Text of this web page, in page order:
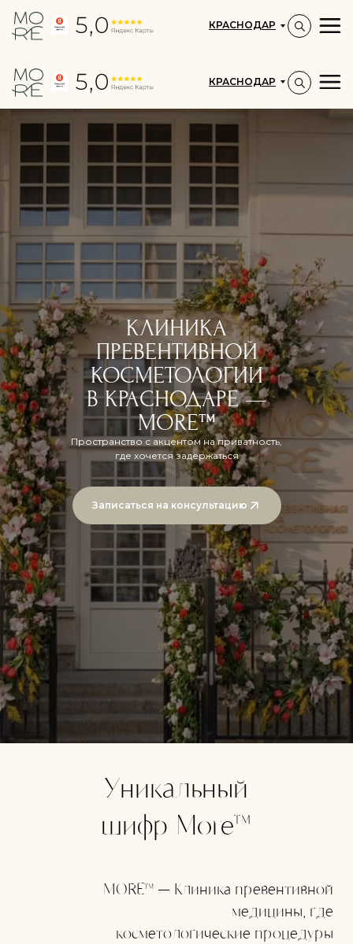
КРАСНОДАР
КРАСНОДАР
КЛИНИКА
ПРЕВЕНТИВНОЙ
КОСМЕТОЛОГИИ
В КРАСНОДАРЕ —
MORE™
Пространство с акцентом на приватность,
где хочется задержаться
Записаться на консультацию
Уникальный
шифр More™
MORE™ — Клиника превентивной
медицины, где
косметологические процедуры